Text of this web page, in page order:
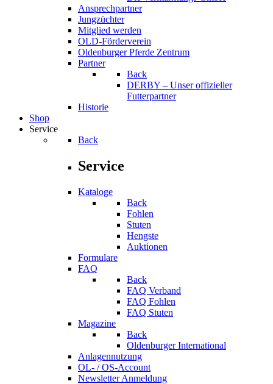
Ansprechpartner
Jungzüchter
Mitglied werden
OLD-Förderverein
Oldenburger Pferde Zentrum
Partner
Back
DERBY – Unser offizieller
Futterpartner
Historie
Shop
Service
Back
Service
Kataloge
Back
Fohlen
Stuten
Hengste
Auktionen
Formulare
FAQ
Back
FAQ Verband
FAQ Fohlen
FAQ Stuten
Magazine
Back
Oldenburger International
Anlagennutzung
OL- / OS-Account
Newsletter Anmeldung